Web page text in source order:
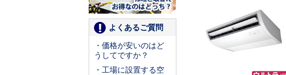
よくあるご質問
・価格が安いのはど
うしてですか？
・工場に設置する空